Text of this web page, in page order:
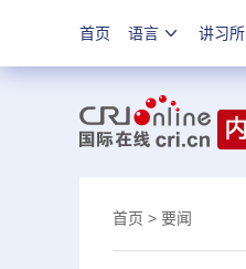
首页 语言 讲习所
首页 > 要闻